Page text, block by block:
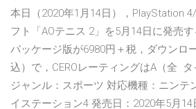
本日（2020年1月14日），PlayStation
フト「AOテニス 2」を5月14日に発売
パッケージ版が6980円＋税，ダウンロ
込）で，CEROレーティングはA（全
ジャンル：スポーツ 対応機種：ニンテ
イステーション4 発売日：2020年5月14